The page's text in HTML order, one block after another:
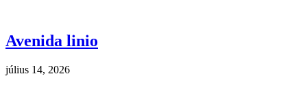
Avenida linio
július 14, 2026